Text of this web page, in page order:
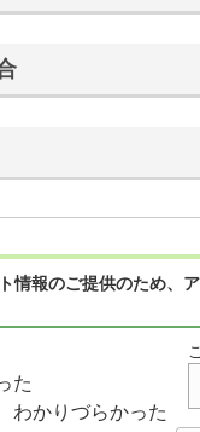
情報のご提供のため
た
わかりづらかった